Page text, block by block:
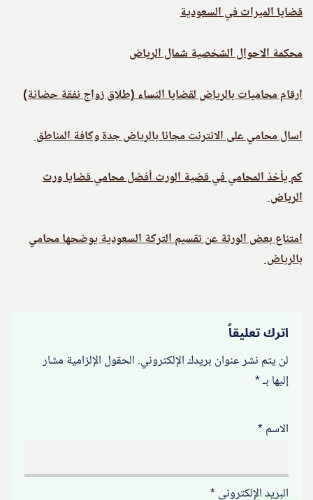
قضايا الميراث في السعودية
محكمة الاحوال الشخصية شمال الرياض
ارقام محاميات بالرياض لقضايا النساء (طلاق زواج نفقة حضانة)
اسال محامي على الانترنت مجانا بالرياض جدة وكافة المناطق
كم يأخذ المحامي في قضية الورث أفضل محامي قضايا ورث
الرياض
امتناع بعض الورثة عن تقسيم التركة السعودية يوضحها محامي
بالرياض
اترك تعليقاً
لن يتم نشر عنوان بريدك الإلكتروني. الحقول الإلزامية مشار
إليها بـ*
الاسم*
البريد الإلكتروني*